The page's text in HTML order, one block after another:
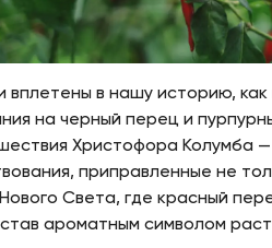
вплетены в нашу историю,
на черный перец и
Христофора Колумба
приправленные не
Света, где красный
ароматным символом